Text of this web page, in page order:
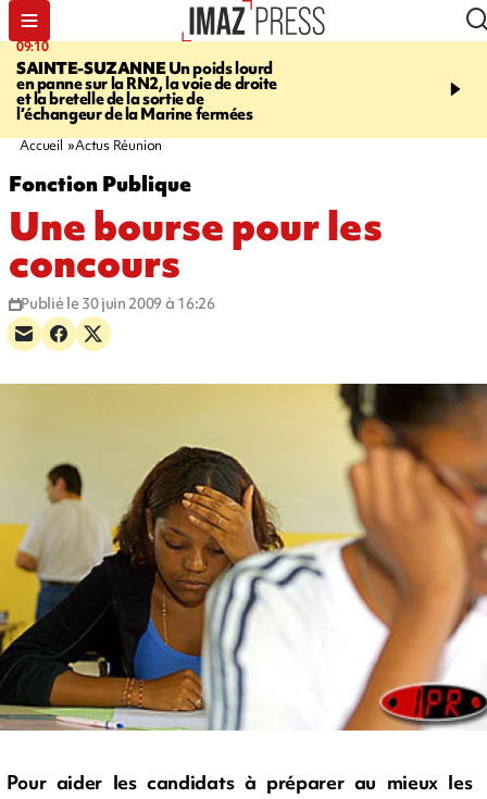
09:10
SAINTE-SUZANNEUn poids lourd
en panne sur la RN2, la voie de droite
et la bretelle de la sortie de
l’échangeur de la Marine fermées
11:22
DÉSTABILISATION
la présidentielle, les
Accueil Actus Réunion
Fonction Publique
Une bourse pour les
concours
Publié le 30 juin 2009 à 16:26
Pour aider les candidats à préparer au mieux les